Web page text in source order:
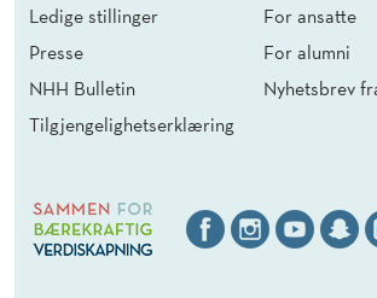
Ledige stillinger
Presse
NHH Bulletin
Tilgjengelighetserklæring
For ansatte
For alumni
Nyhetsbrev